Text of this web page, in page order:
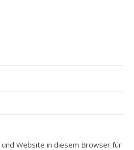
Website in diesem Browser für